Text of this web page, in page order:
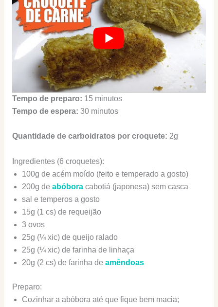
Tempo de preparo: 15 minutos
Tempo de espera: 30 minutos
Quantidade de carboidratos por croquete: 2g
Ingredientes (6 croquetes):
100g de acém moído (feito e temperado a gosto)
200g de abóboracabotiá (japonesa) sem casca
sal e temperos a gosto
15g (1 cs) de requeijão
3 ovos
25g (¼ xic) de queijo ralado
25g (¼ xic) de farinha de linhaça
20g (2 cs) de farinha de amêndoas
Preparo:
Cozinhar a abóbora até que fique bem macia;